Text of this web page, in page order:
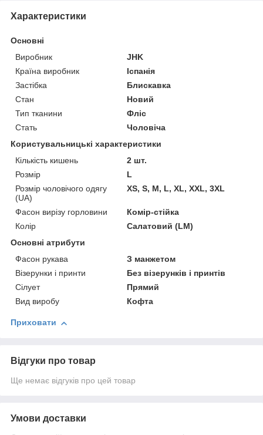
Характеристики
Основні
Виробник
JHK
Країна виробник
Іспанія
Застібка
Блискавка
Стан
Новий
Тип тканини
Фліс
Стать
Чоловіча
Користувальницькі характеристики
Кількість кишень
2 шт.
Розмір
L
Розмір чоловічого одягу
(UA)
XS, S, M, L, XL, XXL, 3XL
Фасон вирізу горловини
Комір-стійка
Колір
Салатовий (LM)
Основні атрибути
Фасон рукава
З манжетом
Візерунки і принти
Без візерунків і принтів
Сілует
Прямий
Вид виробу
Кофта
Приховати
Відгуки про товар
Ще немає відгуків про цей товар
Умови доставки